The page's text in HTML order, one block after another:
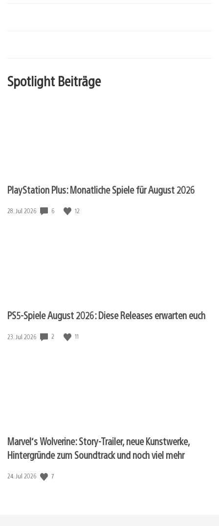
Spotlight Beiträge
PlayStation Plus: Monatliche Spiele für August 2026
Veröffentlichungsdatum:
28. Jul 2026 6 12
PS5-Spiele August 2026: Diese Releases erwarten euch
Veröffentlichungsdatum:
23. Jul 2026 2 11
Marvel‘s Wolverine: Story-Trailer, neue Kunstwerke,
Hintergründe zum Soundtrack und noch viel mehr
Veröffentlichungsdatum:
24. Jul 2026 7